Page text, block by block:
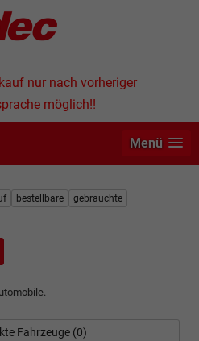
nur nach vorheriger
möglich!!
Menü
bestellbare
gebrauchte
Fahrzeuge (0)